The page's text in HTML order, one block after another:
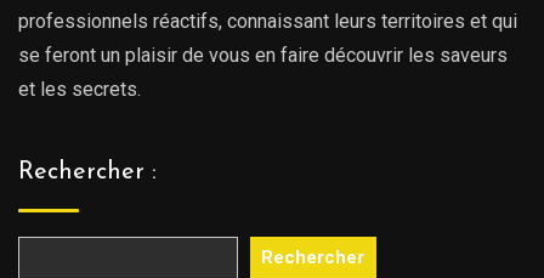
professionnels réactifs, connaissant leurs territoires et qui
se feront un plaisir de vous en faire découvrir les saveurs
et les secrets.
Rechercher :
Rechercher